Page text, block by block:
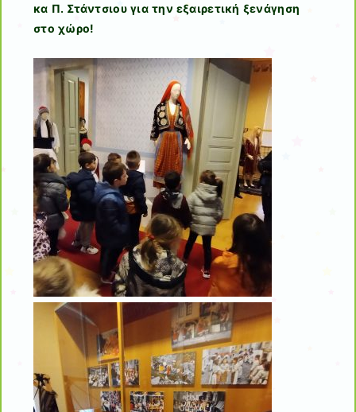
κα Π. Στάντσιου για την εξαιρετική ξενάγηση
στο χώρο!